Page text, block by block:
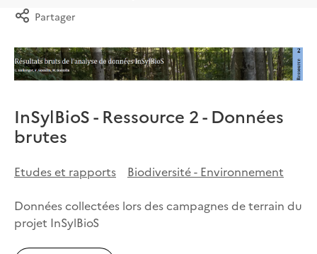
Partager
InSylBioS - Ressource 2 - Données
brutes
Etudes et rapports Biodiversité - Environnement
Données collectées lors des campagnes de terrain du
projet InSylBioS